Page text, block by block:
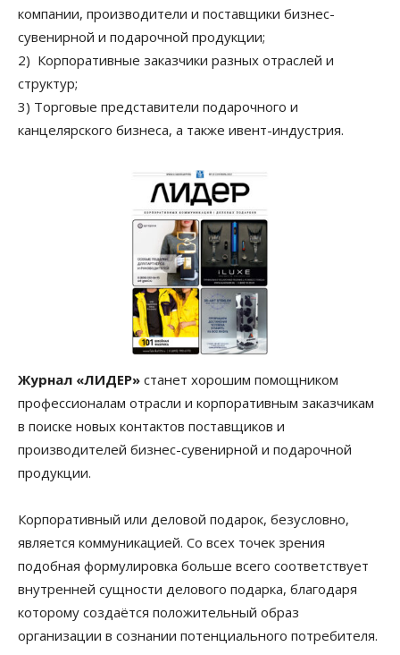
компании, производители и поставщики бизнес-
сувенирной и подарочной продукции;
2) Корпоративные заказчики разных отраслей и
структур;
3) Торговые представители подарочного и
канцелярского бизнеса, а также ивент-индустрия.
Журнал «ЛИДЕР» станет хорошим помощником
профессионалам отрасли и корпоративным заказчикам
в поиске новых контактов поставщиков и
производителей бизнес-сувенирной и подарочной
продукции.
Корпоративный или деловой подарок, безусловно,
является коммуникацией. Со всех точек зрения
подобная формулировка больше всего соответствует
внутренней сущности делового подарка, благодаря
которому создаётся положительный образ
организации в сознании потенциального потребителя.